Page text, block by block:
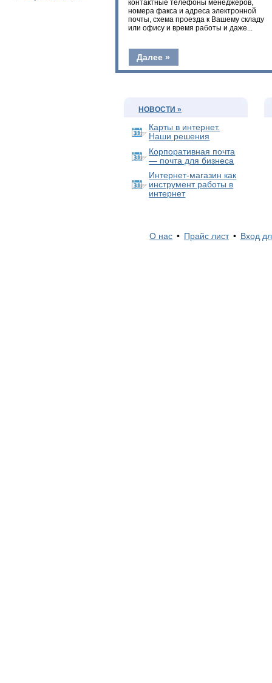
контактные телефоны менеджеров,
номера факса и адреса электронной
почты, схема проезда к Вашему складу
или офису и время работы и даже...
Далее »
НОВОСТИ »
Карты в интернет.
Наши решения
Корпоративная почта
— почта для бизнеса
Интернет-магазин как
инструмент работы в
интернет
О нас • Прайс лист • Вход